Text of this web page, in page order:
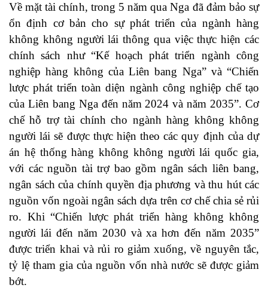
Về mặt tài chính, trong 5 năm qua Nga đã đảm bảo sự
ổn định cơ bản cho sự phát triển của ngành hàng
không không người lái thông qua việc thực hiện các
chính sách như “Kế hoạch phát triển ngành công
nghiệp hàng không của Liên bang Nga” và “Chiến
lược phát triển toàn diện ngành công nghiệp chế tạo
của Liên bang Nga đến năm 2024 và năm 2035”. Cơ
chế hỗ trợ tài chính cho ngành hàng không không
người lái sẽ được thực hiện theo các quy định của dự
án hệ thống hàng không không người lái quốc gia,
với các nguồn tài trợ bao gồm ngân sách liên bang,
ngân sách của chính quyền địa phương và thu hút các
nguồn vốn ngoài ngân sách dựa trên cơ chế chia sẻ rủi
ro. Khi “Chiến lược phát triển hàng không không
người lái đến năm 2030 và xa hơn đến năm 2035”
được triển khai và rủi ro giảm xuống, về nguyên tắc,
tỷ lệ tham gia của nguồn vốn nhà nước sẽ được giảm
bớt.